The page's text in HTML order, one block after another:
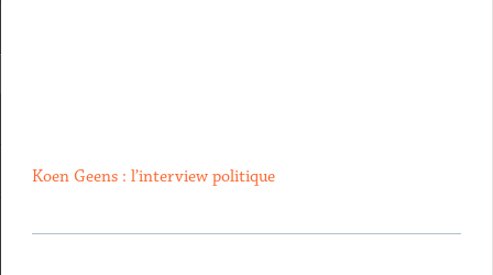
Koen Geens : l’interview politique